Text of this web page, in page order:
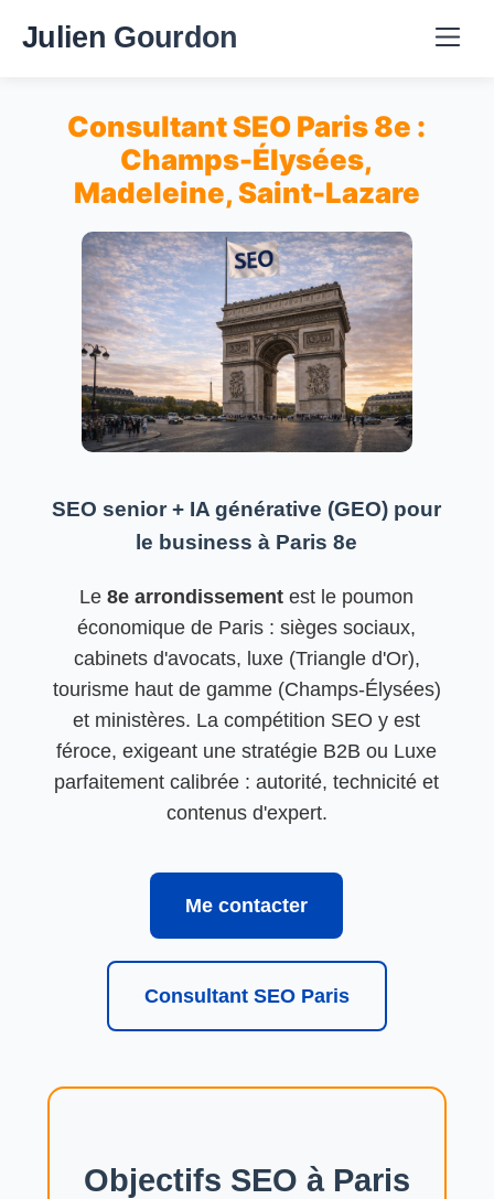
Julien Gourdon
Consultant SEO Paris 8e :
Champs-Élysées,
Madeleine, Saint-Lazare
SEO senior + IA générative (GEO) pour
le business à Paris 8e
Le8e arrondissement est le poumon
économique de Paris : sièges sociaux,
cabinets d'avocats, luxe (Triangle d'Or),
tourisme haut de gamme (Champs-Élysées)
et ministères. La compétition SEO y est
féroce, exigeant une stratégie B2B ou Luxe
parfaitement calibrée : autorité, technicité et
contenus d'expert.
Me contacter
Consultant SEO Paris
Objectifs SEO à Paris